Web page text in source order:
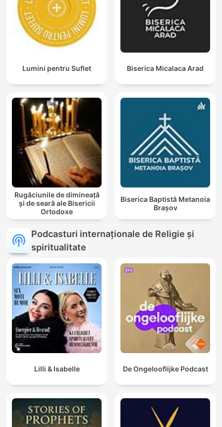
Lumini pentru Suflet Biserica Micalaca Arad
Rugăciunile de dimineață
și de seară ale Bisericii
Ortodoxe
Biserica Baptistă Metanoia
Brașov
Podcasturi internaționale de Religie și
spiritualitate
Lilli & Isabelle De Ongelooflijke Podcast